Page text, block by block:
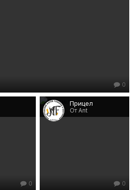
0
0
Прицел
От Ant
0